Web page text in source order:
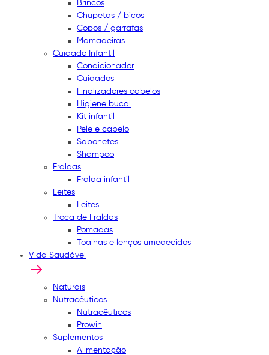
Brincos
Chupetas / bicos
Copos / garrafas
Mamadeiras
Cuidado Infantil
Condicionador
Cuidados
Finalizadores cabelos
Higiene bucal
Kit infantil
Pele e cabelo
Sabonetes
Shampoo
Fraldas
Fralda infantil
Leites
Leites
Troca de Fraldas
Pomadas
Toalhas e lenços umedecidos
Vida Saudável
Naturais
Nutracêuticos
Nutracêuticos
Prowin
Suplementos
Alimentação